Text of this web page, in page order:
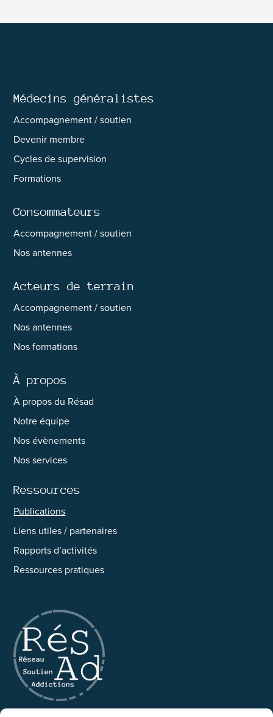
Médecins généralistes
Accompagnement / soutien
Devenir membre
Cycles de supervision
Formations
Consommateurs
Accompagnement / soutien
Nos antennes
Acteurs de terrain
Accompagnement / soutien
Nos antennes
Nos formations
À propos
À propos du Résad
Notre équipe
Nos évènements
Nos services
Ressources
Publications
Liens utiles / partenaires
Rapports d’activités
Ressources pratiques